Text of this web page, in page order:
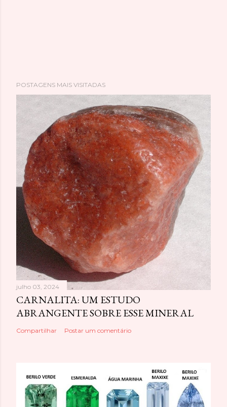
POSTAGENS MAIS VISITADAS
julho 03, 2024
CARNALITA: UM ESTUDO
ABRANGENTE SOBRE ESSE MINERAL
Compartilhar Postar um comentário